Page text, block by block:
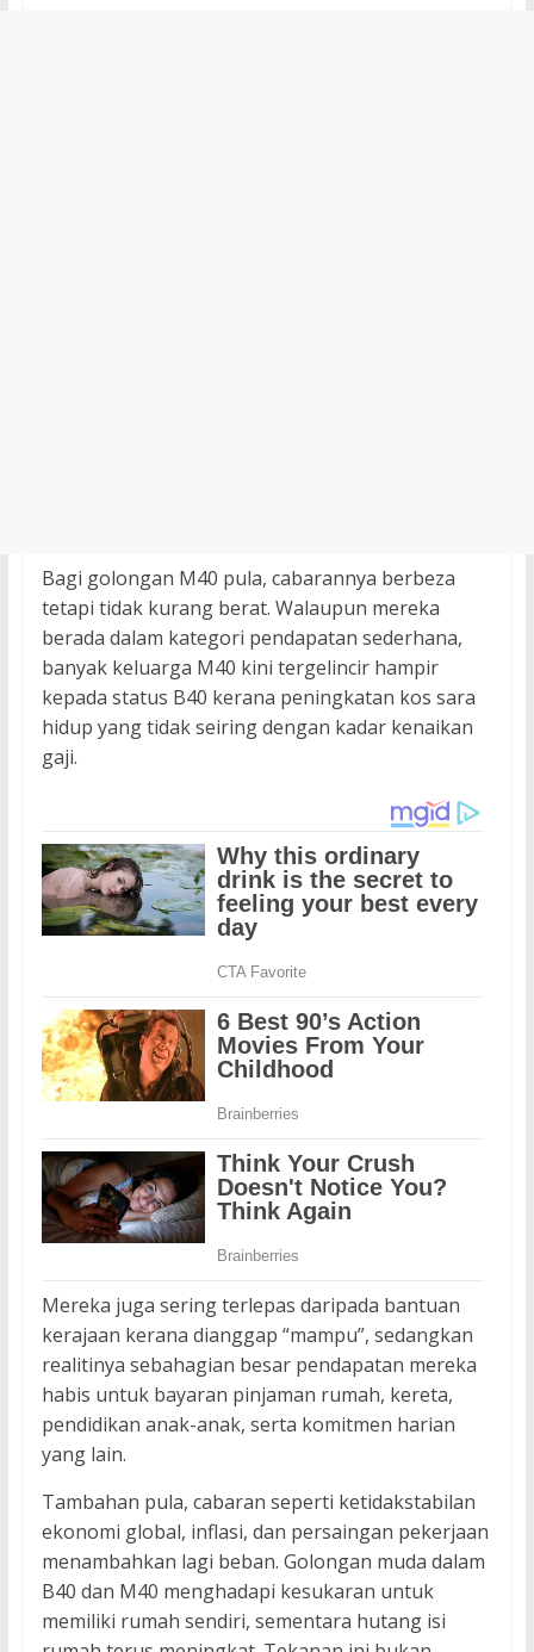
Bagi golongan M40 pula, cabarannya berbeza
tetapi tidak kurang berat. Walaupun mereka
berada dalam kategori pendapatan sederhana,
banyak keluarga M40 kini tergelincir hampir
kepada status B40 kerana peningkatan kos sara
hidup yang tidak seiring dengan kadar kenaikan
gaji.
Mereka juga sering terlepas daripada bantuan
kerajaan kerana dianggap “mampu”, sedangkan
realitinya sebahagian besar pendapatan mereka
habis untuk bayaran pinjaman rumah, kereta,
pendidikan anak-anak, serta komitmen harian
yang lain.
Tambahan pula, cabaran seperti ketidakstabilan
ekonomi global, inflasi, dan persaingan pekerjaan
menambahkan lagi beban. Golongan muda dalam
B40 dan M40 menghadapi kesukaran untuk
memiliki rumah sendiri, sementara hutang isi